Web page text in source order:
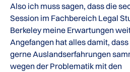
Also ich muss sagen, dass die
Session im Fachbereich Legal
Berkeley meine Erwartungen
Angefangen hat alles damit,
gerne Auslandserfahrungen
wegen der Problematik mit den